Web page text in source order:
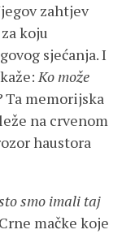
zahtjev
koju
sjećanja. I
Ko može
Ta memorijska
na crvenom
haustora
smo imali taj
mačke koje